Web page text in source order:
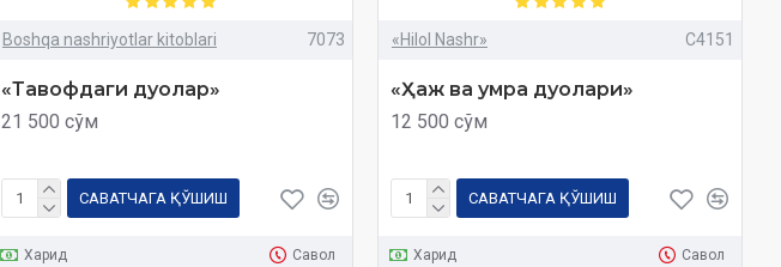
Boshqa nashriyotlar kitoblari 7073
«Тавофдаги дуолар»
21 500 сўм
САВАТЧАГА ҚЎШИШ
Харид Савол
«Hilol Nashr» C4151
«Ҳаж ва умра дуолари»
12 500 сўм
САВАТЧАГА ҚЎШИШ
Харид Савол